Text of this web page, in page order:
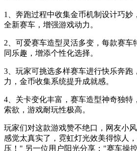
1、奔跑过程中收集金币机制设计巧妙
全新赛车，增强游戏动力。
2、可爱赛车造型灵活多变，每款赛车
同乐趣，增添个性化选择。
3、玩家可挑选多样赛车进行快乐奔跑
力，金币收集系统提升成就感。
4、关卡变化丰富，赛车造型神奇独特
索欲，游戏耐玩性极高。
玩家们对这款游戏赞不绝口，网友小
感觉太真实了，霓虹灯光效美得惊人
压！" 另一位用户阳光分享："赛车操